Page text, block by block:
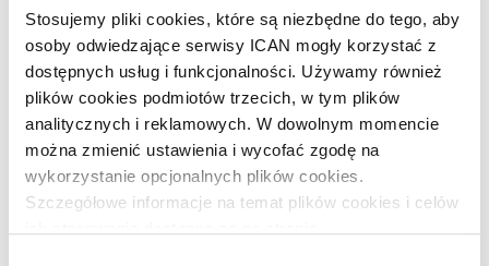
Stosujemy pliki cookies, które są niezbędne do tego, aby
osoby odwiedzające serwisy ICAN mogły korzystać z
dostępnych usług i funkcjonalności. Używamy również
plików cookies podmiotów trzecich, w tym plików
analitycznych i reklamowych. W dowolnym momencie
można zmienić ustawienia i wycofać zgodę na
wykorzystanie opcjonalnych plików cookies.
Szczegółowe informacje na temat plików cookies i celów
Przywództwo w grupie wilków
ZARZĄDZANIE I PRZYWÓDZTWO LIDERZY
Sabina Pierużek-Nowak
Czas zweryfikować przekonanie, że przywództwo samca